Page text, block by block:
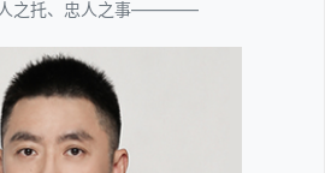
托、忠人之事————